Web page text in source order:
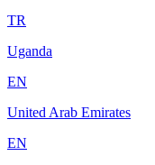
TR
Uganda
EN
United Arab Emirates
EN